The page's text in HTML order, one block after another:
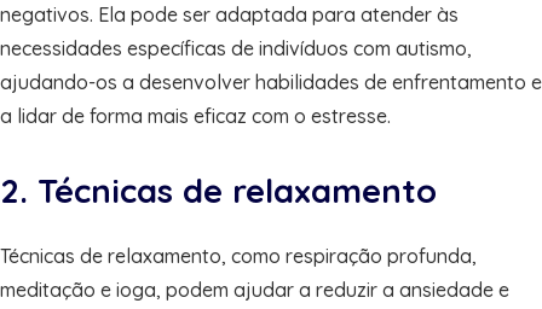
negativos. Ela pode ser adaptada para atender às
necessidades específicas de indivíduos com autismo,
ajudando-os a desenvolver habilidades de enfrentamento e
a lidar de forma mais eficaz com o estresse.
2. Técnicas de relaxamento
Técnicas de relaxamento, como respiração profunda,
meditação e ioga, podem ajudar a reduzir a ansiedade e